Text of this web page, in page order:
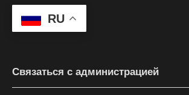
RU
Связаться с администрацией